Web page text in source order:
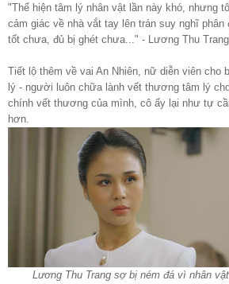
"Thể hiện tâm lý nhân vật lần này khó, nhưng
cảm giác về nhà vắt tay lên trán suy nghĩ phân
tốt chưa, đủ bị ghét chưa..." - Lương Thu Trang
Tiết lộ thêm về vai An Nhiên, nữ diễn viên cho
lý - người luôn chữa lành vết thương tâm lý
chính vết thương của mình, cô ấy lại như tự
hơn.
Lương Thu Trang sợ bị ném đá vì nhân